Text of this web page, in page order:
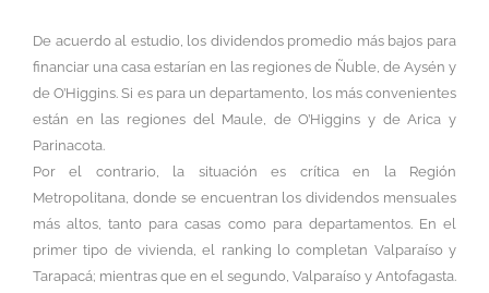
De acuerdo al estudio, los dividendos promedio más bajos para
financiar una casa estarían en las regiones de Ñuble, de Aysén y
de O’Higgins. Si es para un departamento, los más convenientes
están en las regiones del Maule, de O’Higgins y de Arica y
Parinacota.
Por el contrario, la situación es crítica en la Región
Metropolitana, donde se encuentran los dividendos mensuales
más altos, tanto para casas como para departamentos. En el
primer tipo de vivienda, el ranking lo completan Valparaíso y
Tarapacá; mientras que en el segundo, Valparaíso y Antofagasta.